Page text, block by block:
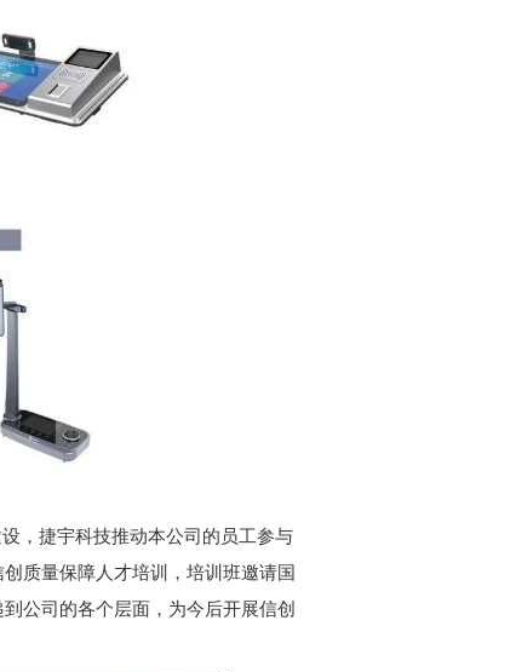
，捷宇科技推动本公司的员工参与
质量保障人才培训，培训班邀请国
公司的各个层面，为今后开展信创